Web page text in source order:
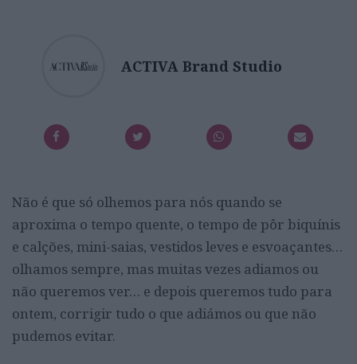
ACTIVA Brand Studio
Não é que só olhemos para nós quando se
aproxima o tempo quente, o tempo de pôr biquínis
e calções, mini-saias, vestidos leves e esvoaçantes…
olhamos sempre, mas muitas vezes adiamos ou
não queremos ver… e depois queremos tudo para
ontem, corrigir tudo o que adiámos ou que não
pudemos evitar.